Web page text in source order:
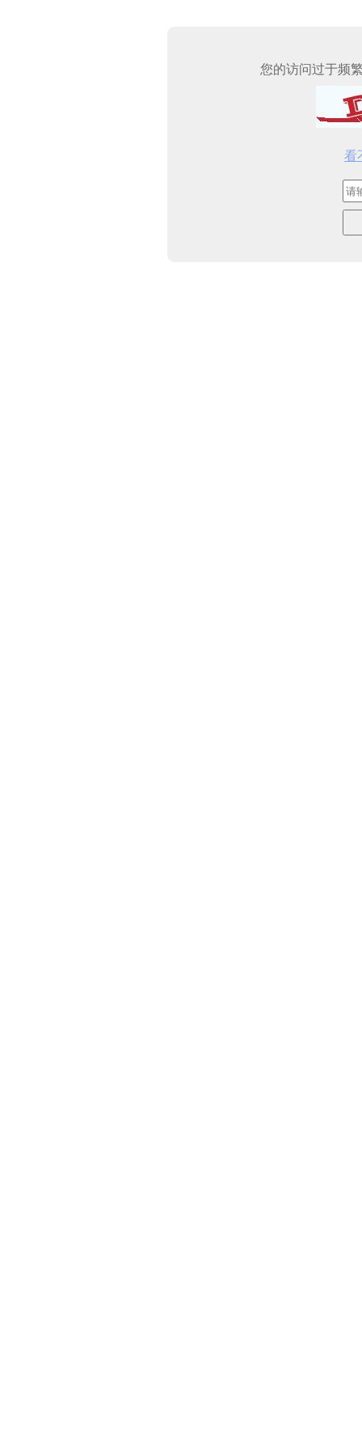
您的访问过于频
看